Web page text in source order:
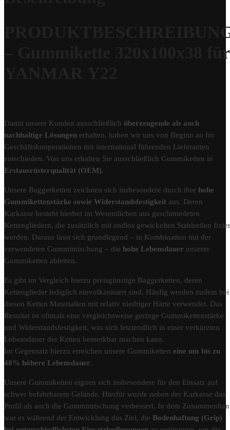
– Gummikette 320x100x38 für
Damit unsere Kunden ausschließlich überzeugende als auch
nachhaltige Lösungen erhalten, haben wir uns von Beginn an für
Geschäftskooperationen mit international führenden Lieferanten
entschieden. Von uns erhalten Sie ausschließlich Gummiketten in
Erstausrüsterqualität (OEM).
Unsere Baggerketten zeichnen sich insbesondere durch ihre hohe
Gummikettenstärke sowie Widerstandsfestigkeit aus. Deren
Karkasse besteht hierbei im Wesentlichen aus geschmiedeten
Kettengliedern, die zusätzlich mit endlos gewickelten Stahlseilen
werden. Daraus lässt sich grundlegend – in Kombination mit der
verwendeten Gummimischung – die hohe Lebensdauer unserer
Gummiketten ableiten.
Es gibt im Vergleich hierzu preisgünstige Baggerketten, deren
Kettenglieder lediglich einvulkanisiert sind. Häufig werden zudem bei
diesen Ketten Materialien mit relativ niedriger Härte verwendet. Das
Resultat ist oftmals eine vergleichsweise geringe Gummikettenstärke
und Widerstandsfestigkeit, was sich letztendlich in einer verkürzten
Lebensdauer der Ketten bemerkbar machen kann.
Im Gegensatz hierzu erreichen unsere Gummiketten eine um bis zu
40% höhere Lebensdauer.
Unsere Gummiketten eignen sich insbesondere für den Einsatz auf
schwer befahrbarem Gelände. Hierfür wurde neben der Karkasse das
Profil als auch die Gummimischung verbessert. In dem
war es während der Entwicklung das Ziel, die Bodenhaftung (Grip)